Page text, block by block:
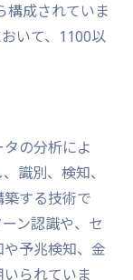
構成されていま
いて、1100以
の分析によ
識別、検知、
する技術で
ン認識や、セ
予兆検知、金
られていま